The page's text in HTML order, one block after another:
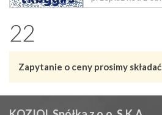
22
Zapytanie o ceny prosimy